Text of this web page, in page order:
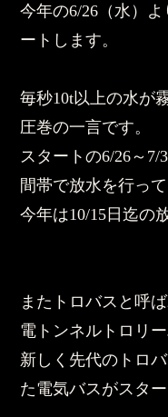
今年の6/26（水）
ートします。
毎秒10t以上の水が
圧巻の一言です。
スタートの6/26～7/
間帯で放水を行って
今年は10/15日迄の
またトロバスと呼
電トンネルトロリ
新しく先代のトロ
た電気バスがスタ